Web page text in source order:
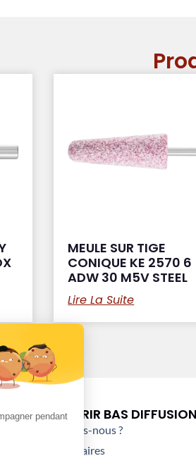
MEULE SUR TIGE
CONIQUE KE 2570 6
ADW 30 M5V STEEL
Lire La Suite
DÉCOUVRIR BAS DIFFUSION
Qui sommes-nous ?
Nos partenaires